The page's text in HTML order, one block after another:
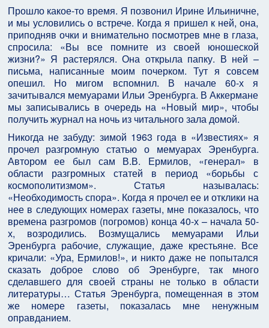
Прошло какое-то время. Я позвонил Ирине Ильиничне,
и мы условились о встрече. Когда я пришел к ней, она,
приподняв очки и внимательно посмотрев мне в глаза,
спросила: «Вы все помните из своей юношеской
жизни?» Я растерялся. Она открыла папку. В ней –
письма, написанные моим почерком. Тут я совсем
опешил. Но мигом вспомнил. В начале 60-х я
зачитывался мемуарами Ильи Эренбурга. В Аккермане
мы записывались в очередь на «Новый мир», чтобы
получить журнал на ночь из читального зала домой.
Никогда не забуду: зимой 1963 года в «Известиях» я
прочел разгромную статью о мемуарах Эренбурга.
Автором ее был сам В.В. Ермилов, «генерал» в
области разгромных статей в период «борьбы с
космополитизмом». Статья называлась:
«Необходимость спора». Когда я прочел ее и отклики на
нее в следующих номерах газеты, мне показалось, что
времена разгромов (погромов) конца 40-х – начала 50-
х, возродились. Возмущались мемуарами Ильи
Эренбурга рабочие, служащие, даже крестьяне. Все
кричали: «Ура, Ермилов!», и никто даже не попытался
сказать доброе слово об Эренбурге, так много
сделавшего для своей страны не только в области
литературы… Статья Эренбурга, помещенная в этом
же номере газеты, показалась мне ненужным
оправданием.